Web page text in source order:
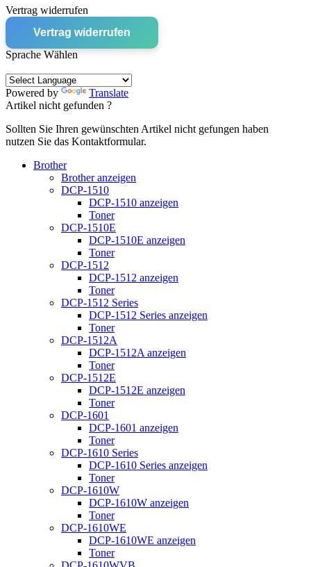
Vertrag widerrufen
Vertrag widerrufen
Sprache Wählen
Powered by
Translate
Artikel nicht gefunden ?
Sollten Sie Ihren gewünschten Artikel nicht gefungen haben
nutzen Sie das Kontaktformular.
Brother
Brother anzeigen
DCP-1510
DCP-1510 anzeigen
Toner
DCP-1510E
DCP-1510E anzeigen
Toner
DCP-1512
DCP-1512 anzeigen
Toner
DCP-1512 Series
DCP-1512 Series anzeigen
Toner
DCP-1512A
DCP-1512A anzeigen
Toner
DCP-1512E
DCP-1512E anzeigen
Toner
DCP-1601
DCP-1601 anzeigen
Toner
DCP-1610 Series
DCP-1610 Series anzeigen
Toner
DCP-1610W
DCP-1610W anzeigen
Toner
DCP-1610WE
DCP-1610WE anzeigen
Toner